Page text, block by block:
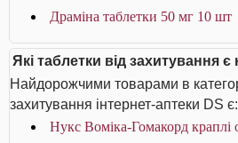
Драміна таблетки 50 мг 10 шт
Які таблетки від захитування
Найдорожчими товарами в
захитування інтернет-аптеки DS є:
Нукс Воміка-Гомакорд краплі